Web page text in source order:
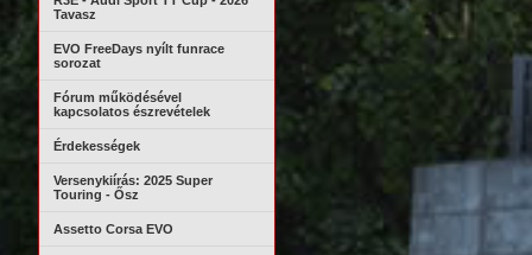
Tavasz
EVO FreeDays nyílt funrace
sorozat
Fórum működésével
kapcsolatos észrevételek
Érdekességek
Versenykiírás: 2025 Super
Touring - Ősz
Assetto Corsa EVO